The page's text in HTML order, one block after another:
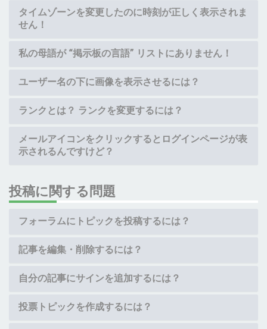
タイムゾーンを変更したのに時刻が正しく表示されま
せん！
私の母語が “掲示板の言語” リストにありません！
ユーザー名の下に画像を表示させるには？
ランクとは？ ランクを変更するには？
メールアイコンをクリックするとログインページが表
示されるんですけど？
投稿に関する問題
フォーラムにトピックを投稿するには？
記事を編集・削除するには？
自分の記事にサインを追加するには？
投票トピックを作成するには？